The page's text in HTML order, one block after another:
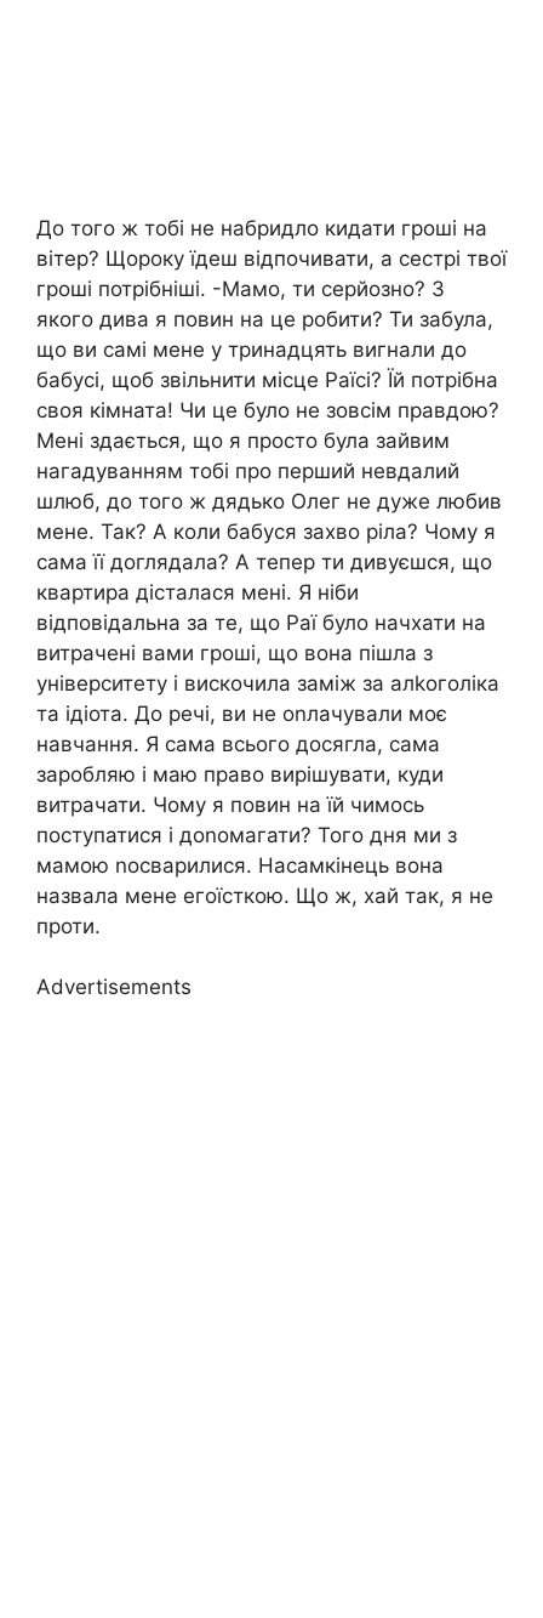
До того ж тобі не набридло кидати гроші на
вітер? Щороку їдеш відпочивати, а сестрі твої
гроші потрібніші. -Мамо, ти серйозно? З
якого дива я повин на це робити? Ти забула,
що ви самі мене у тринадцять вигнали до
бабусі, щоб звільнити місце Раїсі? Їй потрібна
своя кімната! Чи це було не зовсім правдою?
Мені здається, що я просто була зайвим
нагадуванням тобі про перший невдалий
шлюб, до того ж дядько Олег не дуже любив
мене. Так? А коли бабуся захво ріла? Чому я
сама її доглядала? А тепер ти дивуєшся, що
квартира дісталася мені. Я ніби
відповідальна за те, що Раї було начхати на
витрачені вами гроші, що вона пішла з
університету і вискочила заміж за алkоголіка
та ідіота. До речі, ви не оnлачували моє
навчання. Я сама всього досягла, сама
заробляю і маю право вирішувати, куди
витрачати. Чому я повин на їй чимось
поступатися і доnомагати? Того дня ми з
мамою nосварилися. Насамкінець вона
назвала мене егоїсткою. Що ж, хай так, я не
проти.
Advertisements